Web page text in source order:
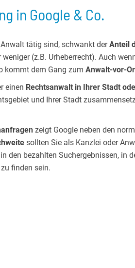
in Google & Co.
tätig sind, schwankt derAnteil
(z.B. Urheberrecht). Auch
kommt dem Gang zum Anwalt-vor-
einen Rechtsanwalt in Ihrer Stadt
und Ihrer Stadt
zeigt Google neben den
sollten Sie als Kanzlei oder
den bezahlten Suchergebnissen, in
finden sein.